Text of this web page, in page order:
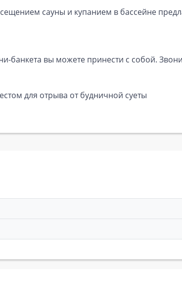
сауны и купанием в бассейне
банкета вы можете принести с собой.
для отрыва от будничной суеты